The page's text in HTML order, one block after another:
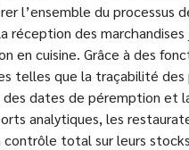
l’ensemble du processus
réception des marchandises
en cuisine. Grâce à des
telles que la traçabilité des
dates de péremption et
analytiques, les
contrôle total sur leurs